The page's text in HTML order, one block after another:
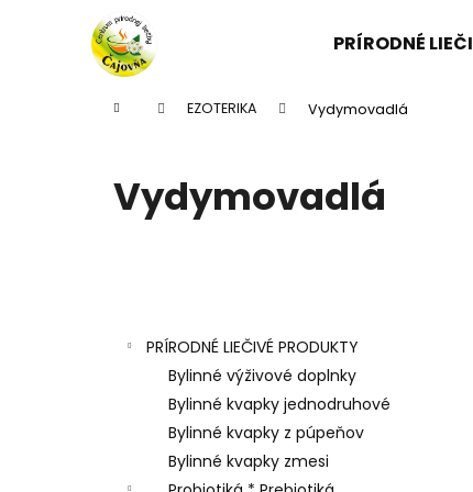
PRÍRODNÉ
Domov EZOTERIKA Vydymovadlá
Vydymovadlá
PRÍRODNÉ LIEČIVÉ PRODUKTY
Bylinné výživové doplnky
Bylinné kvapky jednodruhové
Bylinné kvapky z púpeňov
Bylinné kvapky zmesi
Späť
Späť